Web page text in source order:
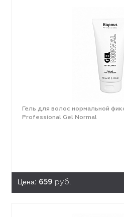
Гель для волос нормальной
Professional Gel Normal
Цена: 659 руб.